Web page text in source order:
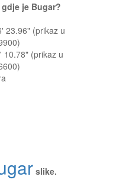
je Bugar?
23.96" (prikaz u
10.78" (prikaz u
slike.